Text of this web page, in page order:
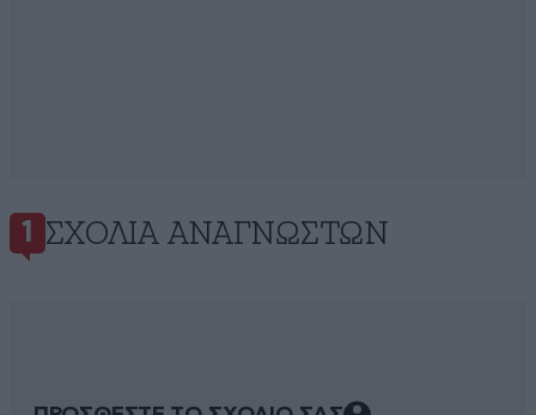
1 ΣΧΌΛΙΑ ΑΝΑΓΝΩΣΤΏΝ